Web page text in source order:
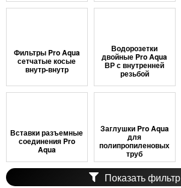
Фильтры Pro Aqua
сетчатые косые
внутр-внутр
Водорозетки
двойные Pro Aqua
ВР с внутренней
резьбой
Вставки разъемные
соединения Pro
Aqua
Заглушки Pro Aqua
для
полипропиленовых
труб
Показать фильтр